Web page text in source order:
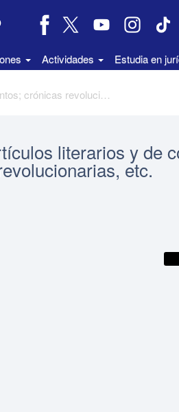
Actividades Estudia en
Praxedis G. Guerrero. Artículos literarios y de combate; pensamientos; crónicas revolucionarias, etc.
literarios y de
etc.